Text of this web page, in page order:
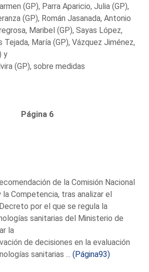
(GP), Parra Aparicio, Julia (GP),
(GP), Román Jasanada, Antonio
Maribel (GP), Sayas López,
Tejada, María (GP), Vázquez Jiménez,
y
(GP), sobre medidas
Página 6
de la Comisión Nacional
Competencia, tras analizar el
por el que se regula la
sanitarias del Ministerio de
la
de decisiones en la evaluación
sanitarias ...(Página93)